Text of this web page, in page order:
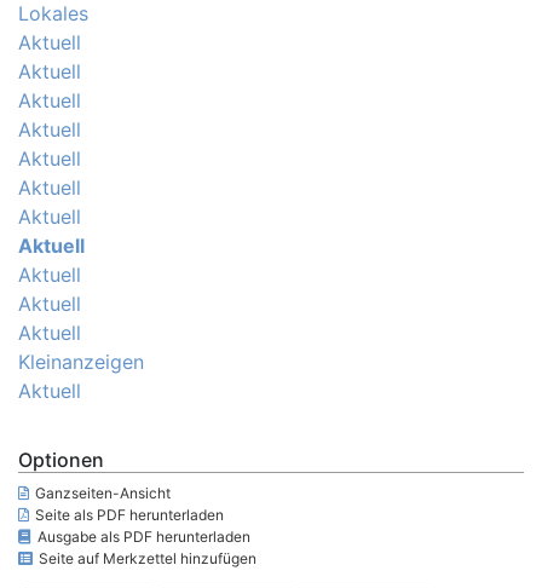
Lokales
Aktuell
Aktuell
Aktuell
Aktuell
Aktuell
Aktuell
Aktuell
Aktuell
Aktuell
Aktuell
Aktuell
Kleinanzeigen
Aktuell
Optionen
Ganzseiten-Ansicht
Seite als PDF herunterladen
Ausgabe als PDF herunterladen
Seite auf Merkzettel hinzufügen